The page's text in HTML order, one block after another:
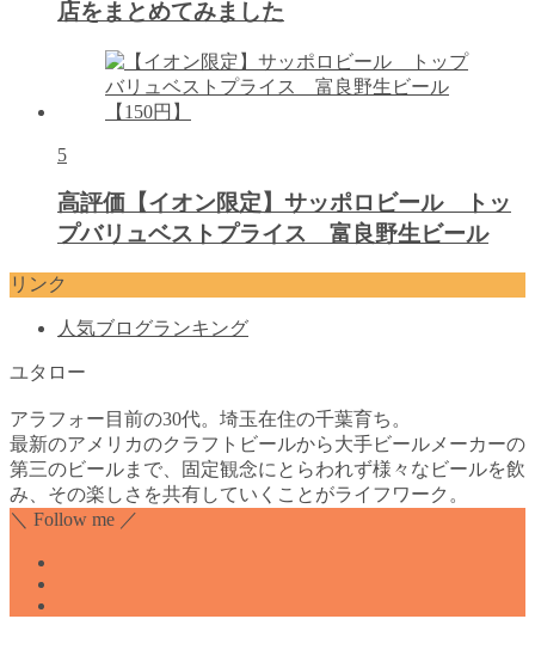
店をまとめてみました
5
高評価【イオン限定】サッポロビール トッ
プバリュベストプライス 富良野生ビール
リンク
人気ブログランキング
ユタロー
アラフォー目前の30代。埼玉在住の千葉育ち。
最新のアメリカのクラフトビールから大手ビールメーカーの
第三のビールまで、固定観念にとらわれず様々なビールを飲
み、その楽しさを共有していくことがライフワーク。
＼ Follow me ／